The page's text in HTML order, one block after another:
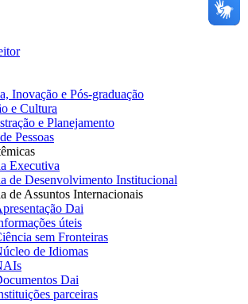
Inovação e Pós-graduação
e Cultura
e Planejamento
Pessoas
Executiva
de Desenvolvimento Institucional
de Assuntos Internacionais
Dai
úteis
sem Fronteiras
de Idiomas
Dai
parceiras